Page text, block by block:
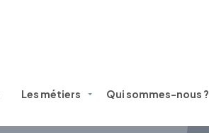
Les métiers Qui sommes-nous ?